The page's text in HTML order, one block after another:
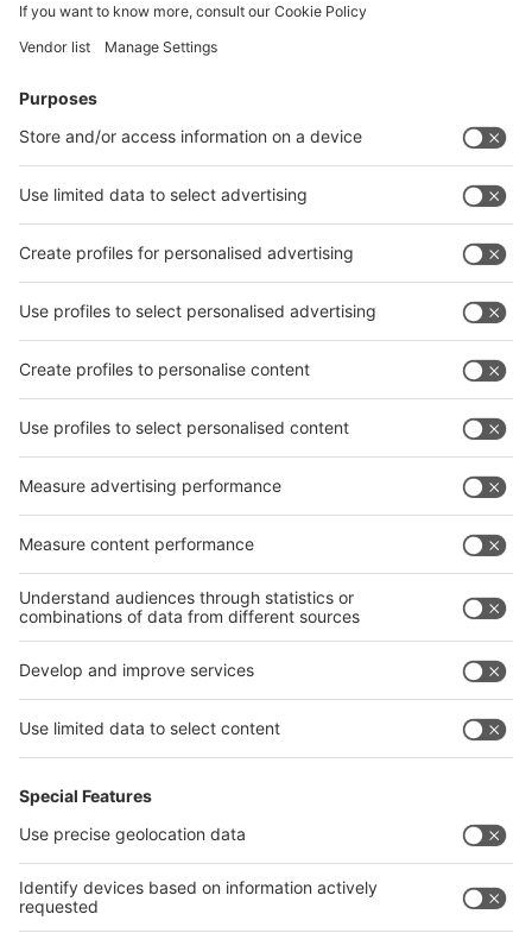
Milza
11
Pancreas
12
Apparato gastroenterico
13
Versamento peritoneale, linfonodi, masse, cavità
peritoneale e trombosi dei grossi vasi addominali
15
Ghiandole surrenali
16
Vie urinarie
Prostata e testicoli
18
Ovaie e utero